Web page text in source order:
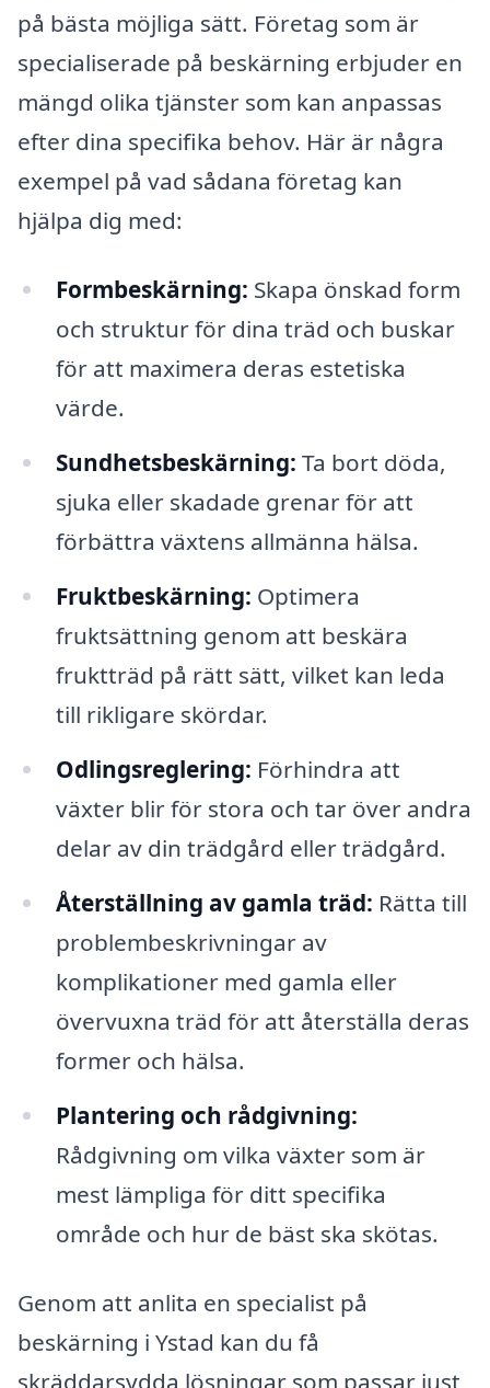
på bästa möjliga sätt. Företag som är
specialiserade på beskärning erbjuder en
mängd olika tjänster som kan anpassas
efter dina specifika behov. Här är några
exempel på vad sådana företag kan
hjälpa dig med:
Formbeskärning: Skapa önskad form
och struktur för dina träd och buskar
för att maximera deras estetiska
värde.
Sundhetsbeskärning: Ta bort döda,
sjuka eller skadade grenar för att
förbättra växtens allmänna hälsa.
Fruktbeskärning: Optimera
fruktsättning genom att beskära
fruktträd på rätt sätt, vilket kan leda
till rikligare skördar.
Odlingsreglering: Förhindra att
växter blir för stora och tar över andra
delar av din trädgård eller trädgård.
Återställning av gamla träd: Rätta till
problembeskrivningar av
komplikationer med gamla eller
övervuxna träd för att återställa deras
former och hälsa.
Plantering och rådgivning:
Rådgivning om vilka växter som är
mest lämpliga för ditt specifika
område och hur de bäst ska skötas.
Genom att anlita en specialist på
beskärning i Ystad kan du få
skräddarsydda lösningar som passar just